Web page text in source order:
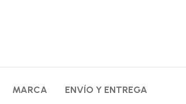
MARCA ENVÍO Y ENTREGA